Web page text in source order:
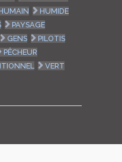
HUMIDE
PAYSAGE
GENS
PILOTIS
PÊCHEUR
VERT